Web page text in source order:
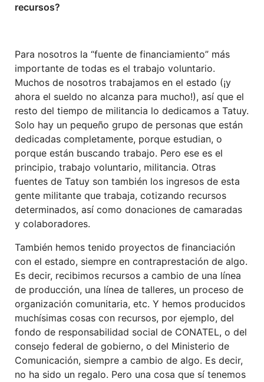
recursos?
Para nosotros la “fuente de financiamiento” más
importante de todas es el trabajo voluntario.
Muchos de nosotros trabajamos en el estado (¡y
ahora el sueldo no alcanza para mucho!), así que el
resto del tiempo de militancia lo dedicamos a Tatuy.
Solo hay un pequeño grupo de personas que están
dedicadas completamente, porque estudian, o
porque están buscando trabajo. Pero ese es el
principio, trabajo voluntario, militancia. Otras
fuentes de Tatuy son también los ingresos de esta
gente militante que trabaja, cotizando recursos
determinados, así como donaciones de camaradas
y colaboradores.
También hemos tenido proyectos de financiación
con el estado, siempre en contraprestación de algo.
Es decir, recibimos recursos a cambio de una línea
de producción, una línea de talleres, un proceso de
organización comunitaria, etc. Y hemos producidos
muchísimas cosas con recursos, por ejemplo, del
fondo de responsabilidad social de CONATEL, o del
consejo federal de gobierno, o del Ministerio de
Comunicación, siempre a cambio de algo. Es decir,
no ha sido un regalo. Pero una cosa que sí tenemos